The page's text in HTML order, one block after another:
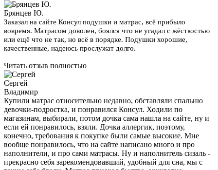
Брянцев Ю.
Заказал на сайте Консул подушки и матрас, всё прибыло
вовремя. Матрасом доволен, боялся что не угадал с жёсткостью
или ещё что не так, но всё в порядке. Подушки хорошие,
качественные, надеюсь прослужат долго.
Читать отзыв полностью
Сергей
Владимир
Купили матрас относительно недавно, обставляли спальню
девочки-подростка, и понравился Консул. Ходили по
магазинам, выбирали, потом дочка сама нашла на сайте, ну и
если ей понравилось, взяли. Дочка аллергик, поэтому,
конечно, требования к покупке были самые высокие. Мне
вообще понравилось, что на сайте написано много и про
наполнители, и про сами матрасы. Ну и наполнитель сизаль -
прекрасно себя зарекомендовавший, удобный для сна, мы с